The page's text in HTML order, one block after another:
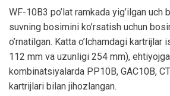
WF-10B3 po’lat ramkada yig’ilgan
suvning bosimini ko’rsatish uchun
o’rnatilgan. Katta o’lchamdagi
112 mm va uzunligi 254 mm),
kombinatsiyalarda PP10B, GAC10B,
kartrijlari bilan jihozlangan.